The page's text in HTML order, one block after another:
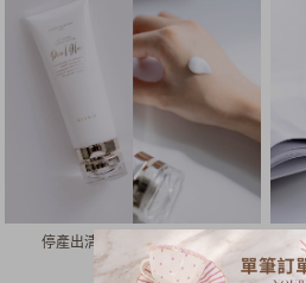
停產出清！抗老潔顏霜 6入組
NT.1980